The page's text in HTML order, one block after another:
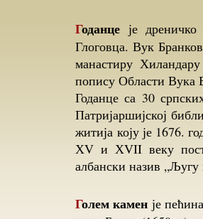
Годанце је
Глоговца. Вук
манастиру
попису Области Вука
Годанце са 30
Патријаршијској
житија коју је 1676.
ХV и ХVII веку
албански назив
Голем камен је